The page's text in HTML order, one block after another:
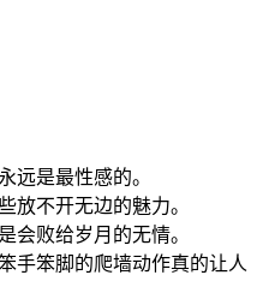
是最性感的。
不开无边的魅力。
败给岁月的无情。
笨脚的爬墙动作真的让人